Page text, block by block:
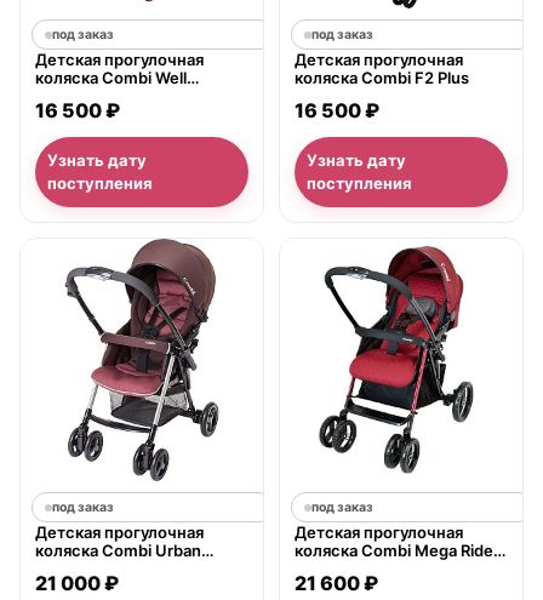
под заказ
Детская прогулочная
коляска Combi Well
16 500 ₽
Узнать дату
поступления
под заказ
Детская прогулочная
коляска Combi F2 Plus
16 500 ₽
Узнать дату
поступления
под заказ
Детская прогулочная
коляска Combi Urban
рождения
21 000 ₽
под заказ
Детская прогулочная
коляска Combi Mega Ride
21 600 ₽